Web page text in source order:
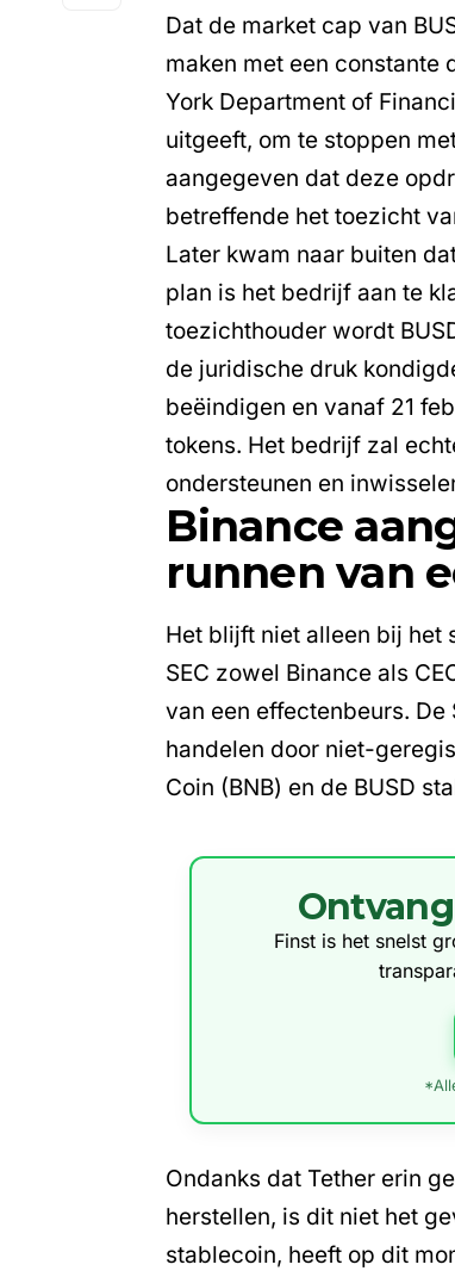
Dat de market cap van
maken met een constante
York Department of
uitgeeft, om te stoppen
aangegeven dat deze
betreffende het toezicht
Later kwam naar buiten
plan is het bedrijf aan te
toezichthouder wordt
de juridische druk
beëindigen en vanaf 21
tokens. Het bedrijf zal
ondersteunen en
Binance
runnen van
Het blijft niet alleen bij het
SEC zowel Binance als
van een effectenbeurs.
handelen door niet-
Coin (BNB) en de BUSD
Finst is het snelst
Ondanks dat Tether erin
herstellen, is dit niet het
stablecoin, heeft op dit